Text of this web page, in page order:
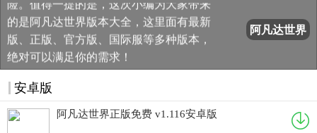
角色扮演
1642款游戏
动作射击
351款游戏
69款游戏
经营养成
257款游戏
策略塔防
冒险解谜
音乐游戏
手游辅助
险。值得一提的是，这次小编为大家带来
的是阿凡达世界版本大全，这里面有最新
版、正版、官方版、国际服等多种版本，
绝对可以满足你的需求！
阿凡达世界
安卓版
阿凡达世界正版免费 v1.116安卓版